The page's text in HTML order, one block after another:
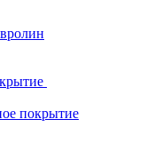
покрытие